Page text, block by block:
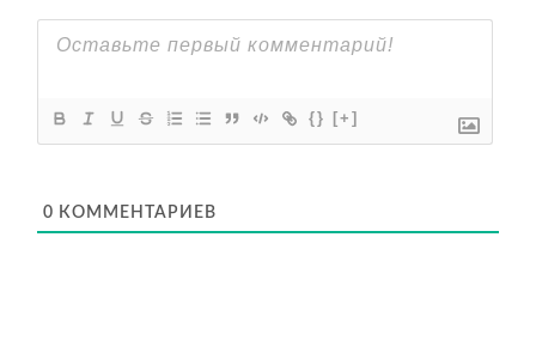
{} [+]
0 КОММЕНТАРИЕВ